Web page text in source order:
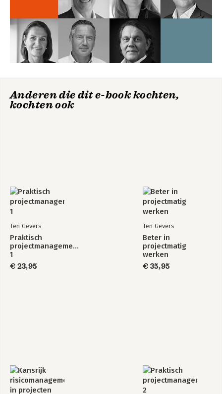
Praktisch
projectmanagement
Bekijk alle boeken
Anderen die dit e-book kochten,
kochten ook
Ten Gevers
Praktisch
projectmanagement
1
€ 23,95
Ten Gevers
Beter in
projectmatig
werken
€ 35,95